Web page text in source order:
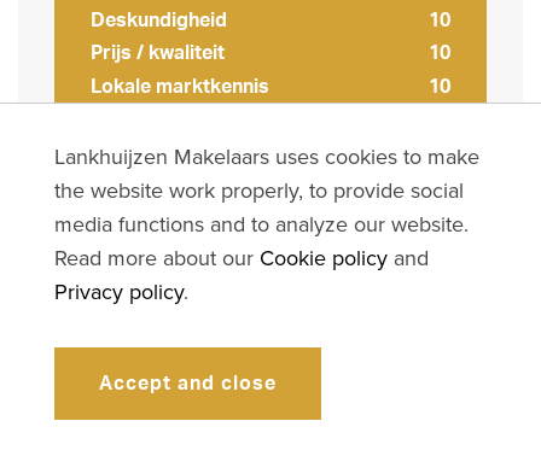
Lankhuijzen Makelaars uses cookies to make
the website work properly, to provide social
media functions and to analyze our website.
Read more about our Cookie policy and
Privacy policy.
Accept and close
Deskundigheid
10
Prijs / kwaliteit
10
Lokale marktkennis
10
9
Fijne communicatie en altijd goed
WHAT IS MY HOUSE WORTH?